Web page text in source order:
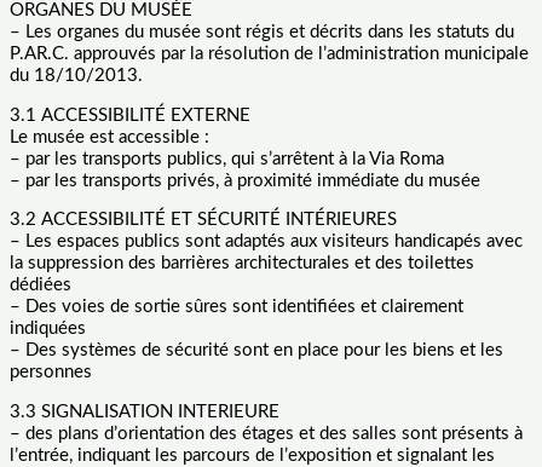
ORGANES DU MUSÉE
– Les organes du musée sont régis et décrits dans les statuts du
P.AR.C. approuvés par la résolution de l’administration municipale
du 18/10/2013.
3.1 ACCESSIBILITÉ EXTERNE
Le musée est accessible :
– par les transports publics, qui s’arrêtent à la Via Roma
– par les transports privés, à proximité immédiate du musée
3.2 ACCESSIBILITÉ ET SÉCURITÉ INTÉRIEURES
– Les espaces publics sont adaptés aux visiteurs handicapés avec
la suppression des barrières architecturales et des toilettes
dédiées
– Des voies de sortie sûres sont identifiées et clairement
indiquées
– Des systèmes de sécurité sont en place pour les biens et les
personnes
3.3 SIGNALISATION INTERIEURE
– des plans d’orientation des étages et des salles sont présents à
l’entrée, indiquant les parcours de l’exposition et signalant les